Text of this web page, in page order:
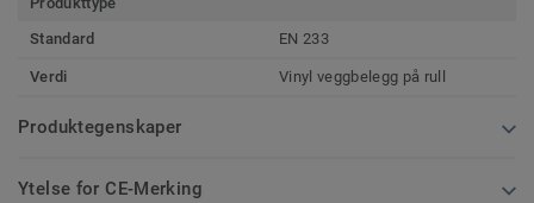
Standard
EN 233
Verdi Vinyl veggbelegg på rull
Produktegenskaper
Ytelse for CE-Merking